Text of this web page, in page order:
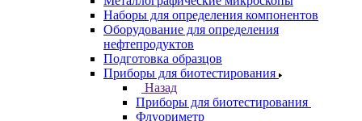
Жидкостная хроматография
Назад
Жидкостная хроматография
Жидкостные хромато масс-
спектрометры
Жидкостные хроматографы
Колонки для жидкостной
хроматографии